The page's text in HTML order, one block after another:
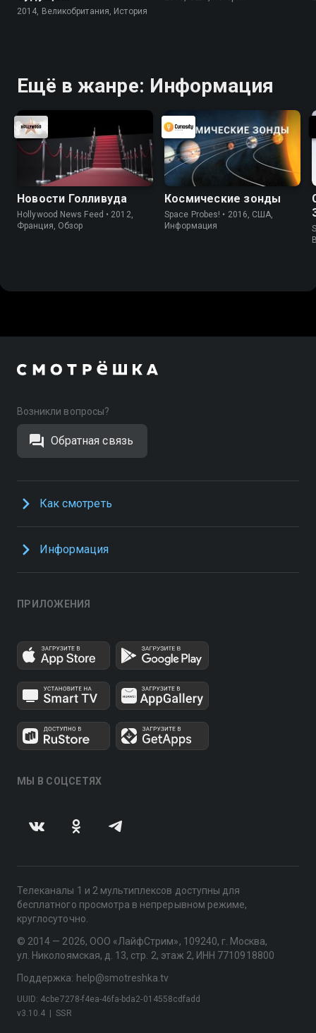
2014, Великобритания, История
Ещё в жанре: Информация
Новости Голливуда
Hollywood News Feed • 2012,
Франция, Обзор
Космические зонды
Space Probes! • 2016, США,
Информация
Возникли вопросы?
Обратная связь
Как смотреть
Информация
ПРИЛОЖЕНИЯ
МЫ В СОЦСЕТЯХ
Телеканалы 1 и 2 мультиплексов доступны для
бесплатного просмотра в непрерывном режиме,
круглосуточно.
© 2014 — 2026, ООО «ЛайфСтрим», 109240, г. Москва,
ул. Николоямская, д. 13, стр. 2, этаж 2, ИНН 7710918800
Поддержка: help@smotreshka.tv
v3.10.4 SSR
UUID: 4cbe7278-f4ea-46fa-bda2-014558cdfadd